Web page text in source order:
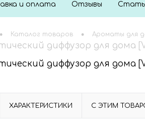
и оплата Отзывы
• Каталог товаров • Ароматы для
диффузор для дома
диффузор для дома
ХАРАКТЕРИСТИКИ С ЭТИМ